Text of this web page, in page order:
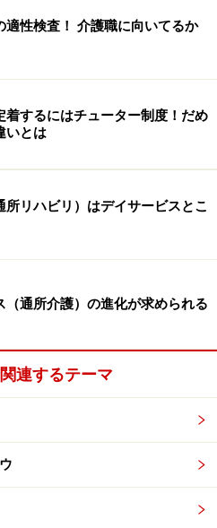
、どちらの制度を利用する
は、利用する当事者の判断
は任意後見制度。将来、判
に備えて、判断能力がある間
を結びます。任意後見人にど
契約の内容を自分で決める制
てからでは利用できません。
十分になったかたに、利用し
本人の権利擁護のために本
い、利用するというもので
ついて説明します。
1/3
適性検査！ 介護職に向いてるか
着するにはチューター制度！だめ
いとは
所リハビリ）はデイサービスとこ
（通所介護）の進化が求められる
連するテーマ